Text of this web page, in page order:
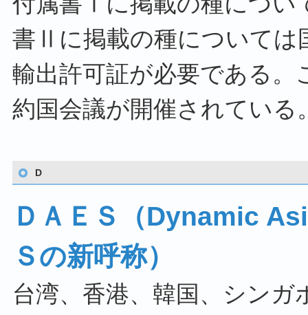
書Ⅱに掲載の種については
輸出許可証が必要である。
約国会議が開催されている
D
ＤＡＥＳ（Dynamic
Ｓの新呼称）
台湾、香港、韓国、シン